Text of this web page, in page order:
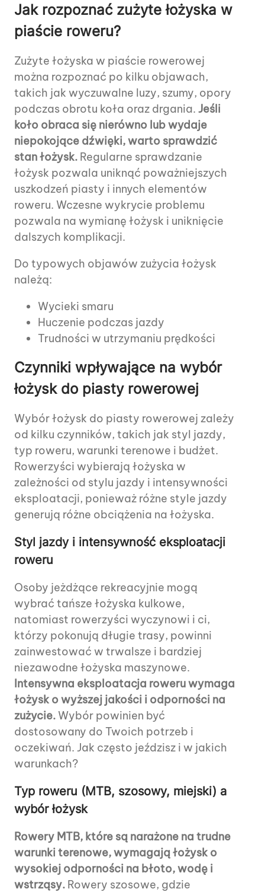
Jak rozpoznać zużyte łożyska w
piaście roweru?
Zużyte łożyska w piaście rowerowej
można rozpoznać po kilku objawach,
takich jak wyczuwalne luzy, szumy, opory
podczas obrotu koła oraz drgania. Jeśli
koło obraca się nierówno lub wydaje
niepokojące dźwięki, warto sprawdzić
stan łożysk. Regularne sprawdzanie
łożysk pozwala uniknąć poważniejszych
uszkodzeń piasty i innych elementów
roweru. Wczesne wykrycie problemu
pozwala na wymianę łożysk i uniknięcie
dalszych komplikacji.
Do typowych objawów zużycia łożysk
należą:
Wycieki smaru
Huczenie podczas jazdy
Trudności w utrzymaniu prędkości
Czynniki wpływające na wybór
łożysk do piasty rowerowej
Wybór łożysk do piasty rowerowej zależy
od kilku czynników, takich jak styl jazdy,
typ roweru, warunki terenowe i budżet.
Rowerzyści wybierają łożyska w
zależności od stylu jazdy i intensywności
eksploatacji, ponieważ różne style jazdy
generują różne obciążenia na łożyska.
Styl jazdy i intensywność eksploatacji
roweru
Osoby jeżdżące rekreacyjnie mogą
wybrać tańsze łożyska kulkowe,
natomiast rowerzyści wyczynowi i ci,
którzy pokonują długie trasy, powinni
zainwestować w trwalsze i bardziej
niezawodne łożyska maszynowe.
Intensywna eksploatacja roweru wymaga
łożysk o wyższej jakości i odporności na
zużycie. Wybór powinien być
dostosowany do Twoich potrzeb i
oczekiwań. Jak często jeździsz i w jakich
warunkach?
Typ roweru (MTB, szosowy, miejski) a
wybór łożysk
Rowery MTB, które są narażone na trudne
warunki terenowe, wymagają łożysk o
wysokiej odporności na błoto, wodę i
wstrząsy. Rowery szosowe, gdzie